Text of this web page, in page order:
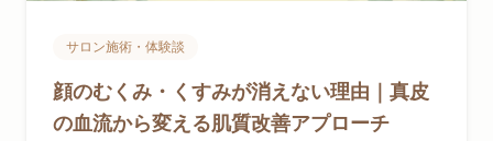
サロン施術・体験談
顔のむくみ・くすみが消えない理由｜真皮
の血流から変える肌質改善アプローチ